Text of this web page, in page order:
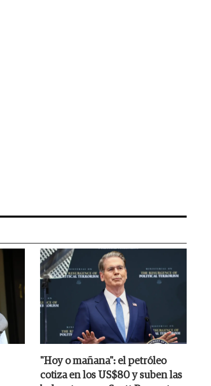
"Hoy o mañana": el petróleo
cotiza en los US$80 y suben las